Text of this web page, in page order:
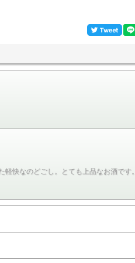
快なのどごし。とても上品なお酒です。